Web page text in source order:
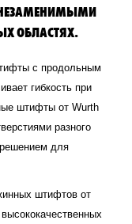
ОБЛАСТЯХ.
с продольным
гибкость при
штифты от Wurth
разного
для
штифтов от